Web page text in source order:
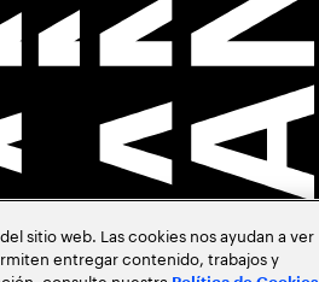
sitio web. Las cookies nos ayudan a ver
entregar contenido, trabajos y